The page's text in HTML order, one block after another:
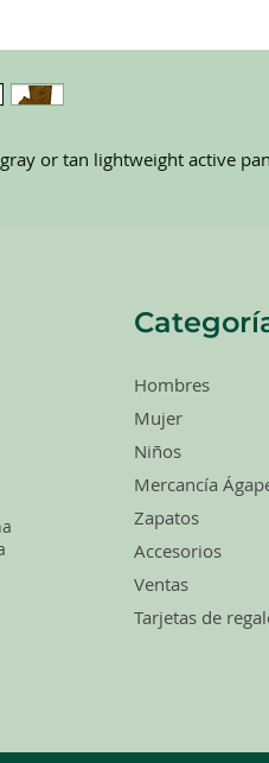
or tan lightweight active
Hombres
Mujer
Niños
Mercancía
Zapatos
Accesorios
Ventas
Tarjetas de